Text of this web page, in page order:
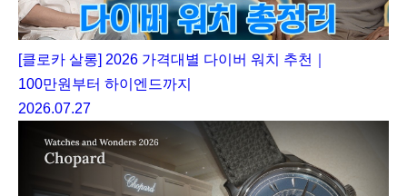
[클로카 살롱] 2026 가격대별 다이버 워치 추천｜
100만원부터 하이엔드까지
2026.07.27